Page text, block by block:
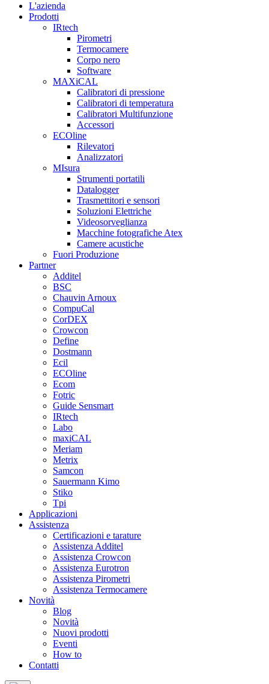
L'azienda
Prodotti
IRtech
Pirometri
Termocamere
Corpo nero
Software
MAXiCAL
Calibratori di pressione
Calibratori di temperatura
Calibratori Multifunzione
Accessori
ECOline
Rilevatori
Analizzatori
MIsura
Strumenti portatili
Datalogger
Trasmettitori e sensori
Soluzioni Elettriche
Videosorveglianza
Macchine fotografiche Atex
Camere acustiche
Fuori Produzione
Partner
Additel
BSC
Chauvin Arnoux
CompuCal
CorDEX
Crowcon
Define
Dostmann
Ecil
ECOline
Ecom
Fotric
Guide Sensmart
IRtech
Labo
maxiCAL
Meriam
Metrix
Samcon
Sauermann Kimo
Stiko
Tpi
Applicazioni
Assistenza
Certificazioni e tarature
Assistenza Additel
Assistenza Crowcon
Assistenza Eurotron
Assistenza Pirometri
Assistenza Termocamere
Novità
Blog
Novità
Nuovi prodotti
Eventi
How to
Contatti